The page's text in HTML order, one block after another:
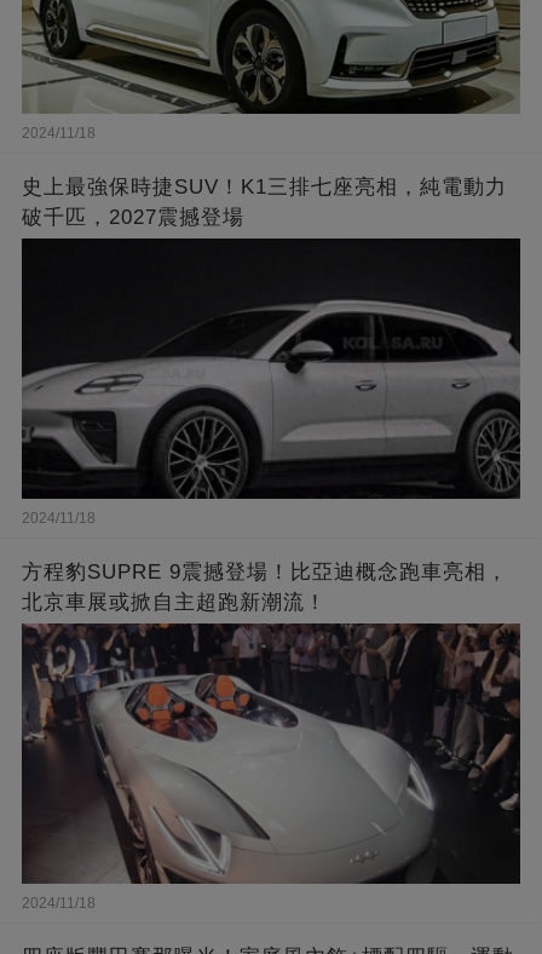
2024/11/18
史上最強保時捷SUV！K1三排七座亮相，純電動力
破千匹，2027震撼登場
2024/11/18
方程豹SUPRE 9震撼登場！比亞迪概念跑車亮相，
北京車展或掀自主超跑新潮流！
2024/11/18